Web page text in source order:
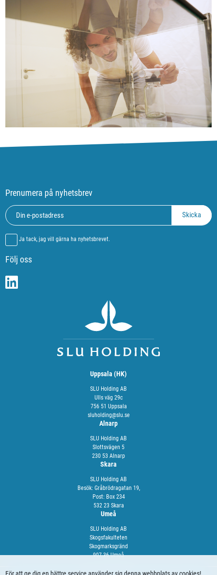
Prenumera på nyhetsbrev
Ja tack, jag vill gärna ha nyhetsbrevet.
Följ oss
Uppsala (HK)
SLU Holding AB
Ulls väg 29c
756 51 Uppsala
sluholding@slu.se
Alnarp
SLU Holding AB
Slottsvägen 5
230 53 Alnarp
Skara
SLU Holding AB
Besök: Gråbrödragatan 19,
Post: Box 234
532 23 Skara
Umeå
SLU Holding AB
Skogsfakulteten
Skogmarksgränd
907 36 Umeå
För att ge dig en bättre service använder sig denna webbplats av cookies!